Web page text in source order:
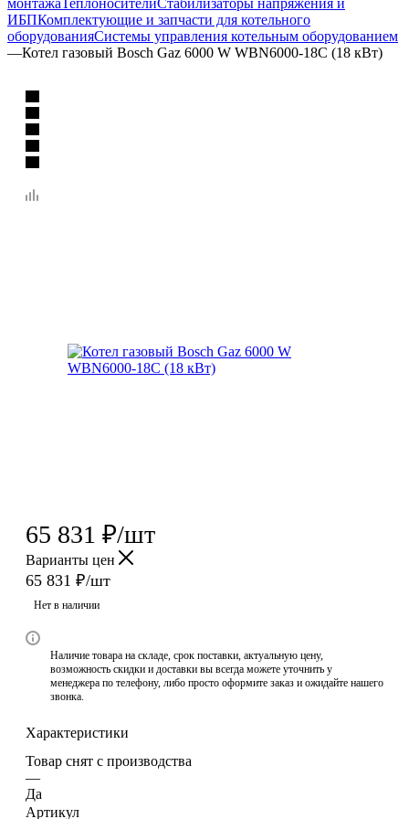
ИБПКомплектующие и запчасти для котельного
оборудованияСистемы управления котельным оборудованием
—Котел газовый Bosch Gaz 6000 W WBN6000-18C (18 кВт)
65 831 ₽/шт
Варианты цен
65 831 ₽/шт
Нет в наличии
Наличие товара на складе, срок поставки, актуальную цену,
возможность скидки и доставки вы всегда можете уточнить у
менеджера по телефону, либо просто оформите заказ и ожидайте нашего
звонка.
Характеристики
Товар снят с производства
—
Да
Артикул